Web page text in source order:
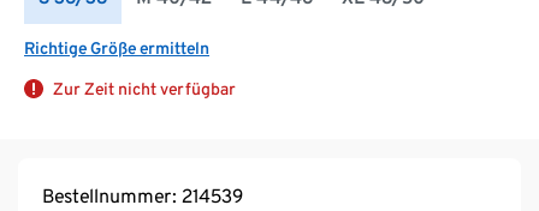
Richtige Größe ermitteln
Zur Zeit nicht verfügbar
Bestellnummer: 214539